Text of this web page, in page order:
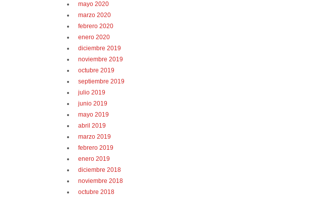
mayo 2020
marzo 2020
febrero 2020
enero 2020
diciembre 2019
noviembre 2019
octubre 2019
septiembre 2019
julio 2019
junio 2019
mayo 2019
abril 2019
marzo 2019
febrero 2019
enero 2019
diciembre 2018
noviembre 2018
octubre 2018